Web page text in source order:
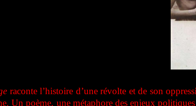
raconte l’histoire d’une révolte et de son
Un poème, une métaphore des enjeux